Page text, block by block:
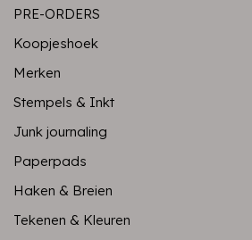
PRE-ORDERS
Koopjeshoek
Merken
Stempels & Inkt
Junk journaling
Paperpads
Haken & Breien
Tekenen & Kleuren